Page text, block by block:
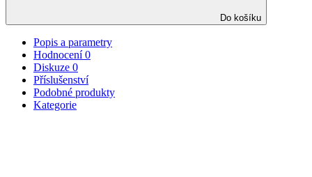
Do košíku
Popis a parametry
Hodnocení0
Diskuze 0
Příslušenství
Podobné produkty
Kategorie